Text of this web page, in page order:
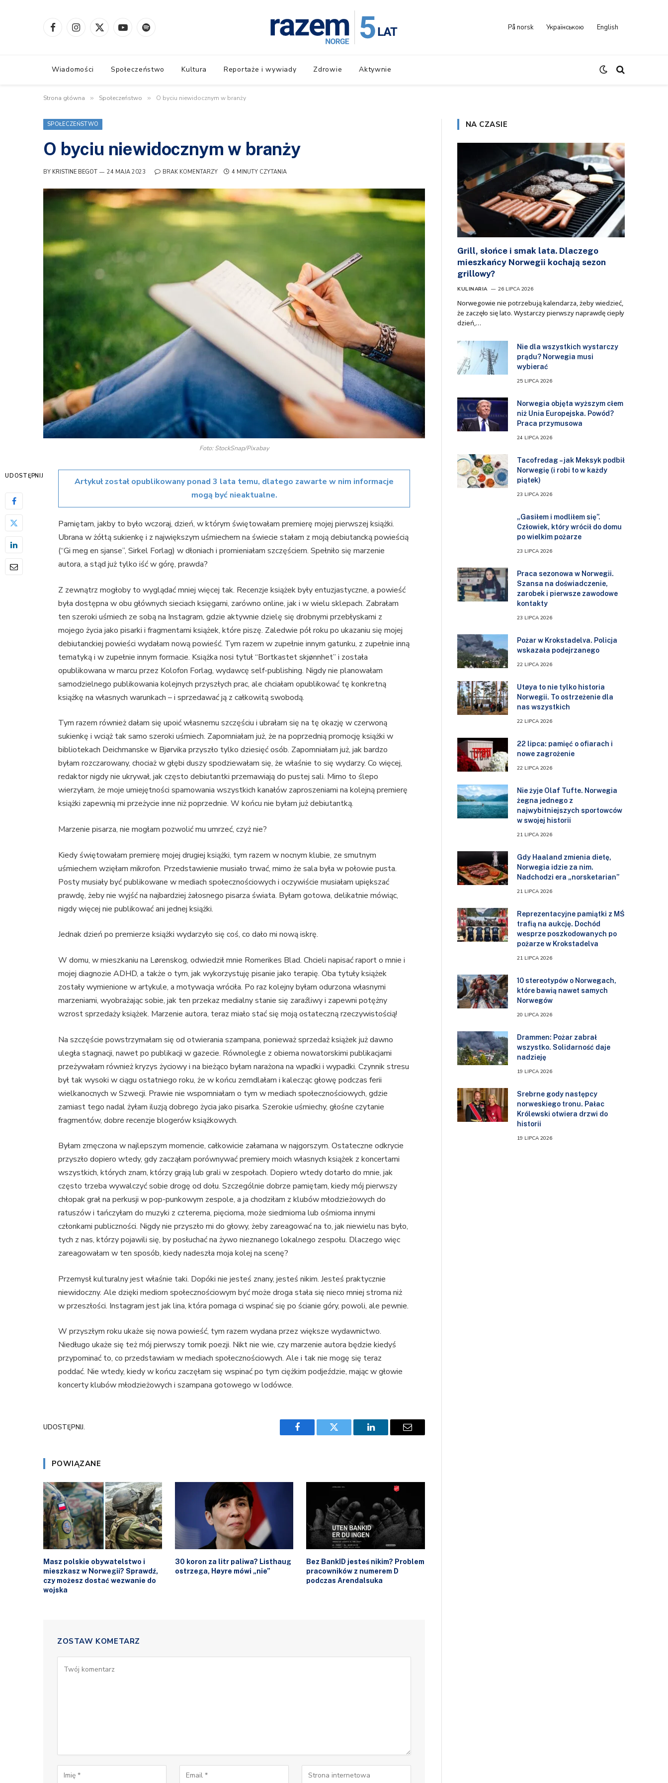
FacebookInstagram
X
YouTubeSpotify På norsk Українською English
Wiadomości Społeczeństwo Kultura Reportaże i wywiady Zdrowie Aktywnie
Strona główna » Społeczeństwo » O byciu niewidocznym w branży
SPOŁECZEŃSTWO
O byciu niewidocznym w branży
BY KRISTINE BEGOT 24 MAJA 2023 BRAK KOMENTARZY 4 MINUTY CZYTANIA
Foto: StockSnap/Pixabay
UDOSTĘPNIJ
Artykuł został opublikowany ponad 3 lata temu, dlatego zawarte w nim informacje
mogą być nieaktualne.
Pamiętam, jakby to było wczoraj, dzień, w którym świętowałam premierę mojej pierwszej książki.
Ubrana w żółtą sukienkę i z największym uśmiechem na świecie stałam z moją debiutancką powieścią
(“Gi meg en sjanse”, Sirkel Forlag) w dłoniach i promieniałam szczęściem. Spełniło się marzenie
autora, a stąd już tylko iść w górę, prawda?
Z zewnątrz mogłoby to wyglądać mniej więcej tak. Recenzje książek były entuzjastyczne, a powieść
była dostępna w obu głównych sieciach księgarni, zarówno online, jak i w wielu sklepach. Zabrałam
ten szeroki uśmiech ze sobą na Instagram, gdzie aktywnie dzielę się drobnymi przebłyskami z
mojego życia jako pisarki i fragmentami książek, które piszę. Zaledwie pół roku po ukazaniu się mojej
debiutanckiej powieści wydałam nową powieść. Tym razem w zupełnie innym gatunku, z zupełnie inną
tematyką i w zupełnie innym formacie. Książka nosi tytuł “Bortkastet skjønnhet” i została
opublikowana w marcu przez Kolofon Forlag, wydawcę self-publishing. Nigdy nie planowałam
samodzielnego publikowania kolejnych przyszłych prac, ale chciałam opublikować tę konkretną
książkę na własnych warunkach – i sprzedawać ją z całkowitą swobodą.
Tym razem również dałam się upoić własnemu szczęściu i ubrałam się na tę okazję w czerwoną
sukienkę i wciąż tak samo szeroki uśmiech. Zapomniałam już, że na poprzednią promocję książki w
bibliotekach Deichmanske w Bjørvika przyszło tylko dziesięć osób. Zapomniałam już, jak bardzo
byłam rozczarowany, chociaż w głębi duszy spodziewałam się, że właśnie to się wydarzy. Co więcej,
redaktor nigdy nie ukrywał, jak często debiutantki przemawiają do pustej sali. Mimo to ślepo
wierzyłam, że moje umiejętności spamowania wszystkich kanałów zaproszeniami na kolejną premierę
książki zapewnią mi przeżycie inne niż poprzednie. W końcu nie byłam już debiutantką.
Marzenie pisarza, nie mogłam pozwolić mu umrzeć, czyż nie?
Kiedy świętowałam premierę mojej drugiej książki, tym razem w nocnym klubie, ze smutnym
uśmiechem wzięłam mikrofon. Przedstawienie musiało trwać, mimo że sala była w połowie pusta.
Posty musiały być publikowane w mediach społecznościowych i oczywiście musiałam upiększać
prawdę, żeby nie wyjść na najbardziej żałosnego pisarza świata. Byłam gotowa, delikatnie mówiąc,
nigdy więcej nie publikować ani jednej książki.
Jednak dzień po premierze książki wydarzyło się coś, co dało mi nową iskrę.
W domu, w mieszkaniu na Lørenskog, odwiedził mnie Romerikes Blad. Chcieli napisać raport o mnie i
mojej diagnozie ADHD, a także o tym, jak wykorzystuję pisanie jako terapię. Oba tytuły książek
zostały wymienione w artykule, a motywacja wróciła. Po raz kolejny byłam odurzona własnymi
marzeniami, wyobrażając sobie, jak ten przekaz medialny stanie się zaraźliwy i zapewni potężny
wzrost sprzedaży książek. Marzenie autora, teraz miało stać się moją ostateczną rzeczywistością!
Na szczęście powstrzymałam się od otwierania szampana, ponieważ sprzedaż książek już dawno
uległa stagnacji, nawet po publikacji w gazecie. Równolegle z obiema nowatorskimi publikacjami
przeżywałam również kryzys życiowy i na bieżąco byłam narażona na wpadki i wypadki. Czynnik stresu
był tak wysoki w ciągu ostatniego roku, że w końcu zemdlałam i kalecząc głowę podczas ferii
wielkanocnych w Szwecji. Prawie nie wspomniałam o tym w mediach społecznościowych, gdzie
zamiast tego nadal żyłam iluzją dobrego życia jako pisarka. Szerokie uśmiechy, głośne czytanie
fragmentów, dobre recenzje blogerów książkowych.
Byłam zmęczona w najlepszym momencie, całkowicie załamana w najgorszym. Ostateczne odkrycie
przyszło dopiero wtedy, gdy zacząłam porównywać premiery moich własnych książek z koncertami
wszystkich, których znam, którzy grają lub grali w zespołach. Dopiero wtedy dotarło do mnie, jak
często trzeba wywalczyć sobie drogę od dołu. Szczególnie dobrze pamiętam, kiedy mój pierwszy
chłopak grał na perkusji w pop-punkowym zespole, a ja chodziłam z klubów młodzieżowych do
ratuszów i tańczyłam do muzyki z czterema, pięcioma, może siedmioma lub ośmioma innymi
członkami publiczności. Nigdy nie przyszło mi do głowy, żeby zareagować na to, jak niewielu nas było,
tych z nas, którzy pojawili się, by posłuchać na żywo nieznanego lokalnego zespołu. Dlaczego więc
zareagowałam w ten sposób, kiedy nadeszła moja kolej na scenę?
Przemysł kulturalny jest właśnie taki. Dopóki nie jesteś znany, jesteś nikim. Jesteś praktycznie
niewidoczny. Ale dzięki mediom społecznościowym być może droga stała się nieco mniej stroma niż
w przeszłości. Instagram jest jak lina, która pomaga ci wspinać się po ścianie góry, powoli, ale pewnie.
W przyszłym roku ukaże się nowa powieść, tym razem wydana przez większe wydawnictwo.
Niedługo ukaże się też mój pierwszy tomik poezji. Nikt nie wie, czy marzenie autora będzie kiedyś
przypominać to, co przedstawiam w mediach społecznościowych. Ale i tak nie mogę się teraz
poddać. Nie wtedy, kiedy w końcu zaczęłam się wspinać po tym ciężkim podjeździe, mając w głowie
koncerty klubów młodzieżowych i szampana gotowego w lodówce.
UDOSTĘPNIJ.
Facebook Twitter LinkedIn Email
POWIĄZANE
Masz polskie obywatelstwo i
mieszkasz w Norwegii? Sprawdź,
czy możesz dostać wezwanie do
wojska
30 koron za litr paliwa? Listhaug
ostrzega, Høyre mówi „nie”
Bez BankID jesteś nikim? Problem
pracowników z numerem D
podczas Arendalsuka
ZOSTAW KOMETARZ
NA CZASIE
Grill, słońce i smak lata. Dlaczego
mieszkańcy Norwegii kochają sezon
grillowy?
KULINARIA 26 LIPCA 2026
Norwegowie nie potrzebują kalendarza, żeby wiedzieć,
że zaczęło się lato. Wystarczy pierwszy naprawdę ciepły
dzień,…
Nie dla wszystkich wystarczy
prądu? Norwegia musi
wybierać
25 LIPCA 2026
Norwegia objęta wyższym cłem
niż Unia Europejska. Powód?
Praca przymusowa
24 LIPCA 2026
Tacofredag – jak Meksyk podbił
Norwegię (i robi to w każdy
piątek)
23 LIPCA 2026
„Gasiłem i modliłem się”.
Człowiek, który wrócił do domu
po wielkim pożarze
23 LIPCA 2026
Praca sezonowa w Norwegii.
Szansa na doświadczenie,
zarobek i pierwsze zawodowe
kontakty
23 LIPCA 2026
Pożar w Krokstadelva. Policja
wskazała podejrzanego
22 LIPCA 2026
Utøya to nie tylko historia
Norwegii. To ostrzeżenie dla
nas wszystkich
22 LIPCA 2026
22 lipca: pamięć o ofiarach i
nowe zagrożenie
22 LIPCA 2026
Nie żyje Olaf Tufte. Norwegia
żegna jednego z
najwybitniejszych sportowców
w swojej historii
21 LIPCA 2026
Gdy Haaland zmienia dietę,
Norwegia idzie za nim.
Nadchodzi era „norsketarian”
21 LIPCA 2026
Reprezentacyjne pamiątki z MŚ
trafią na aukcję. Dochód
wesprze poszkodowanych po
pożarze w Krokstadelva
21 LIPCA 2026
10 stereotypów o Norwegach,
które bawią nawet samych
Norwegów
20 LIPCA 2026
Drammen: Pożar zabrał
wszystko. Solidarność daje
nadzieję
19 LIPCA 2026
Srebrne gody następcy
norweskiego tronu. Pałac
Królewski otwiera drzwi do
historii
19 LIPCA 2026